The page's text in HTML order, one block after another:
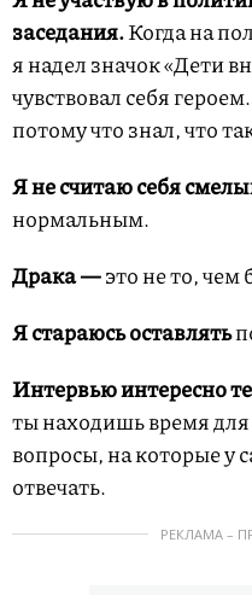
заседания.Когда на
я надел значок «Дети
чувствовал себя
потому что знал, что
Я не считаю себя
нормальным.
Драка —это не то, чем
Я стараюсь оставлять
Интервью интересно
ты находишь время для
вопросы, на которые у
отвечать.
РЕКЛАМА –